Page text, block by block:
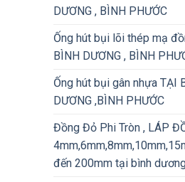
DƯƠNG , BÌNH PHƯỚC
Ống hút bụi lõi thép mạ
BÌNH DƯƠNG , BÌNH
Ống hút bụi gân nhựa TẠI
DƯƠNG ,BÌNH PHƯỚC
Đồng Đỏ Phi Tròn , LÁP
đến 200mm tại bình